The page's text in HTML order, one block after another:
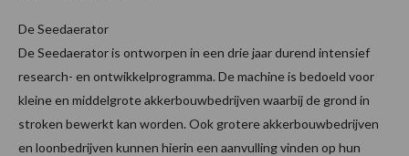
De Seedaerator
De Seedaerator is ontworpen in een drie jaar durend intensief
research- en ontwikkelprogramma. De machine is bedoeld voor
kleine en middelgrote akkerbouwbedrijven waarbij de grond in
stroken bewerkt kan worden. Ook grotere akkerbouwbedrijven
en loonbedrijven kunnen hierin een aanvulling vinden op hun